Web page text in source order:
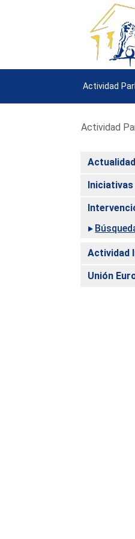
Actividad
Actividad
Actualidad
Iniciativas
Actividad
Unión